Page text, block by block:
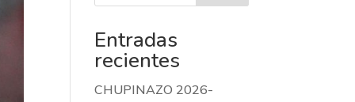
Entradas
recientes
CHUPINAZO 2026-